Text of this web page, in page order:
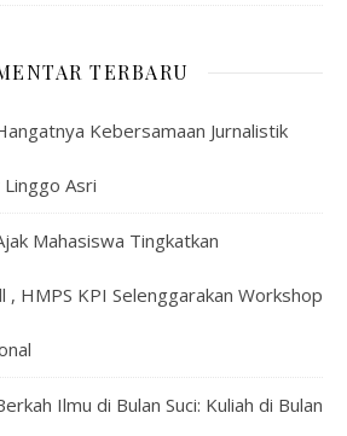
TERBARU
Kebersamaan Jurnalistik
Asri
Mahasiswa Tingkatkan
, HMPS KPI Selenggarakan Workshop
Ilmu di Bulan Suci: Kuliah di Bulan